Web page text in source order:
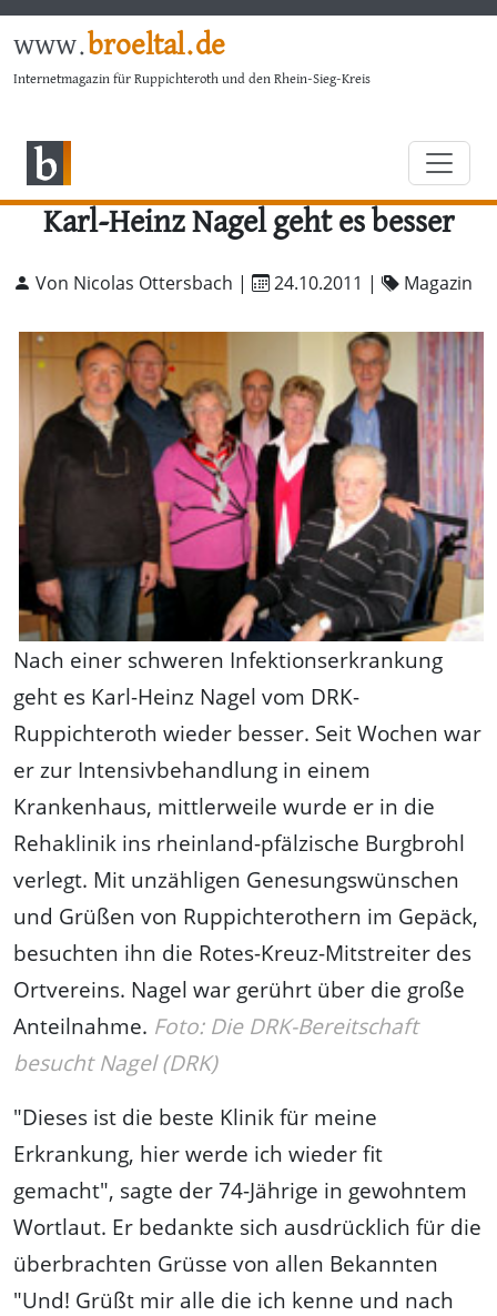
www.broeltal.de
Internetmagazin für Ruppichteroth und den Rhein-Sieg-Kreis
Karl-Heinz Nagel geht es besser
Von Nicolas Ottersbach | 24.10.2011 | Magazin
Nach einer schweren Infektionserkrankung
geht es Karl-Heinz Nagel vom DRK-
Ruppichteroth wieder besser. Seit Wochen war
er zur Intensivbehandlung in einem
Krankenhaus, mittlerweile wurde er in die
Rehaklinik ins rheinland-pfälzische Burgbrohl
verlegt. Mit unzähligen Genesungswünschen
und Grüßen von Ruppichterothern im Gepäck,
besuchten ihn die Rotes-Kreuz-Mitstreiter des
Ortvereins. Nagel war gerührt über die große
Anteilnahme. Foto: Die DRK-Bereitschaft
besucht Nagel (DRK)
"Dieses ist die beste Klinik für meine
Erkrankung, hier werde ich wieder fit
gemacht", sagte der 74-Jährige in gewohntem
Wortlaut. Er bedankte sich ausdrücklich für die
überbrachten Grüsse von allen Bekannten
"Und! Grüßt mir alle die ich kenne und nach